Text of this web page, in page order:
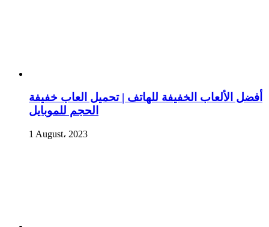
أفضل الألعاب الخفيفة للهاتف | تحميل العاب خفيفة
الحجم للموبايل
1 August، 2023